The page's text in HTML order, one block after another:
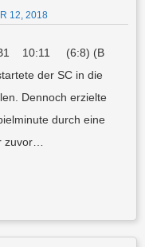
12, 2018
B1 10:11 (6:8) (B
der SC in die
Dennoch erzielte
durch eine
zuvor…